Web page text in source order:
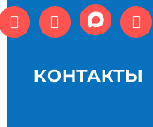
КОНТАКТЫ